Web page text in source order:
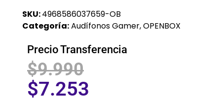
SKU:4968586037659-OB
Categoría:Audífonos Gamer,OPENBOX
Precio Transferencia
$9.990
$7.253